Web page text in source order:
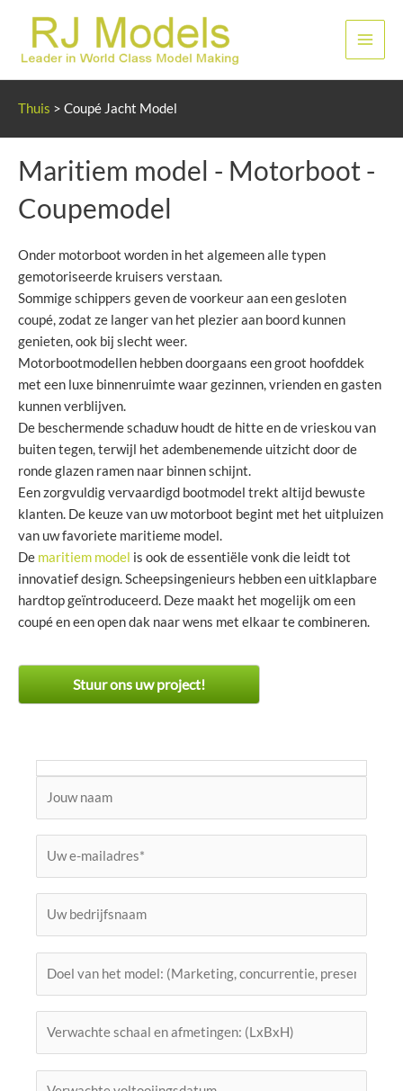
Thuis > Coupé Jacht Model
Maritiem model - Motorboot -
Coupemodel
Onder motorboot worden in het algemeen alle typen
gemotoriseerde kruisers verstaan.
Sommige schippers geven de voorkeur aan een gesloten
coupé, zodat ze langer van het plezier aan boord kunnen
genieten, ook bij slecht weer.
Motorbootmodellen hebben doorgaans een groot hoofddek
met een luxe binnenruimte waar gezinnen, vrienden en gasten
kunnen verblijven.
De beschermende schaduw houdt de hitte en de vrieskou van
buiten tegen, terwijl het adembenemende uitzicht door de
ronde glazen ramen naar binnen schijnt.
Een zorgvuldig vervaardigd bootmodel trekt altijd bewuste
klanten. De keuze van uw motorboot begint met het uitpluizen
van uw favoriete maritieme model.
De maritiem model is ook de essentiële vonk die leidt tot
innovatief design. Scheepsingenieurs hebben een uitklapbare
hardtop geïntroduceerd. Deze maakt het mogelijk om een
coupé en een open dak naar wens met elkaar te combineren.
Stuur ons uw project!